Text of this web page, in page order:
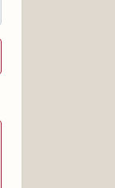
le mot de